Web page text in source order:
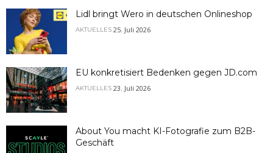
Lidl bringt Wero in deutschen Onlineshop
AKTUELLES 25. Juli 2026
EU konkretisiert Bedenken gegen JD.com
AKTUELLES 23. Juli 2026
About You macht KI-Fotografie zum B2B-
Geschäft